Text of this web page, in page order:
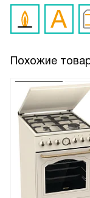
Похожие